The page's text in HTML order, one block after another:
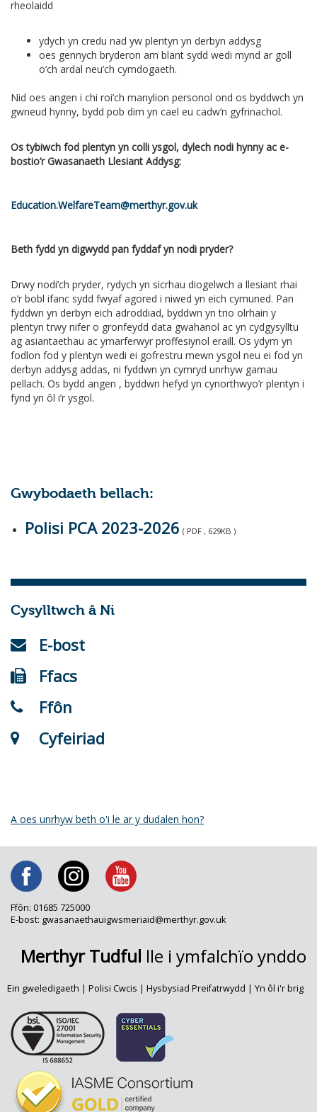
rheolaidd
ydych yn credu nad yw plentyn yn derbyn addysg
oes gennych bryderon am blant sydd wedi mynd ar goll
o’ch ardal neu’ch cymdogaeth.
Nid oes angen i chi roi’ch manylion personol ond os byddwch yn
gwneud hynny, bydd pob dim yn cael eu cadw’n gyfrinachol.
Os tybiwch fod plentyn yn colli ysgol, dylech nodi hynny ac e-
bostio’r Gwasanaeth Llesiant Addysg:
Education.WelfareTeam@merthyr.gov.uk
Beth fydd yn digwydd pan fyddaf yn nodi pryder?
Drwy nodi’ch pryder, rydych yn sicrhau diogelwch a llesiant rhai
o’r bobl ifanc sydd fwyaf agored i niwed yn eich cymuned. Pan
fyddwn yn derbyn eich adroddiad, byddwn yn trio olrhain y
plentyn trwy nifer o gronfeydd data gwahanol ac yn cydgysylltu
ag asiantaethau ac ymarferwyr proffesiynol eraill. Os ydym yn
fodlon fod y plentyn wedi ei gofrestru mewn ysgol neu ei fod yn
derbyn addysg addas, ni fyddwn yn cymryd unrhyw gamau
pellach. Os bydd angen , byddwn hefyd yn cynorthwyo’r plentyn i
fynd yn ôl i’r ysgol.
Gwybodaeth bellach:
Polisi PCA 2023-2026 ( PDF , 629KB )
Cysylltwch â Ni
E-bost
Ffacs
Ffôn
Cyfeiriad
A oes unrhyw beth o'i le ar y dudalen hon?
Ffôn: 01685 725000
E-bost: gwasanaethauigwsmeriaid@merthyr.gov.uk
Merthyr Tudful lle i ymfalchïo ynddo
Ein gweledigaeth | Polisi Cwcis | Hysbysiad Preifatrwydd | Yn ôl i'r brig